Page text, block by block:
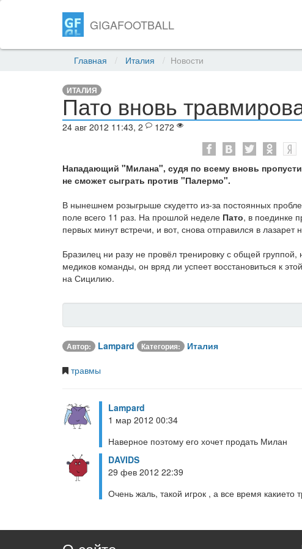
GIGAFOOTBALL
Главная Италия Новости
ИТАЛИЯ
Пато вновь
24 авг 2012 11:43, 2 1272
Нападающий "Милана", судя по всему вновь
не сможет сыграть против "Палермо".
В нынешнем розыгрыше скудетто из-за постоянных
поле всего 11 раз. На прошлой неделе Пато, в поединке
первых минут встречи, и вот, снова отправился в лазарет
Бразилец ни разу не провёл тренировку с общей
медиков команды, он вряд ли успеет восстановиться к
на Сицилию.
Автор: Lampard Категория:
Италия
травмы
Lampard
1 мар 2012 00:34
Наверное поэтому его хочет продать Милан
DAVIDS
29 фев 2012 22:39
Очень жаль, такой игрок , а все время какието